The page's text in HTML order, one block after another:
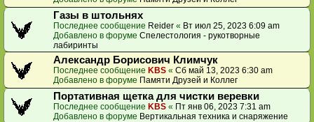
Газы в штольнях
Последнее сообщение Reider « Вт июл 25, 2023 6:09 am
Добавлено в форуме Спелестология - рукотворные
лабиринты
Александр Борисович Климчук
Последнее сообщение KBS « Сб май 13, 2023 6:30 am
Добавлено в форуме Памяти Друзей и Коллег
Портативная щетка для чистки веревки
Последнее сообщение KBS « Пт янв 06, 2023 7:31 am
Добавлено в форуме Вертикальная техника и снаряжение